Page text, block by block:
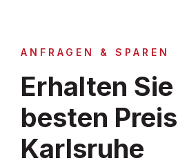
ANFRAGEN & SPAREN
Erhalten
besten
Karlsruhe